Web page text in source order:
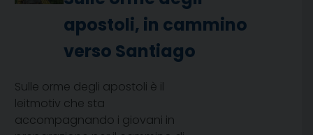
apostoli, in cammino
verso Santiago
Sulle orme degli apostoli è il
leitmotiv che sta
accompagnando i giovani in